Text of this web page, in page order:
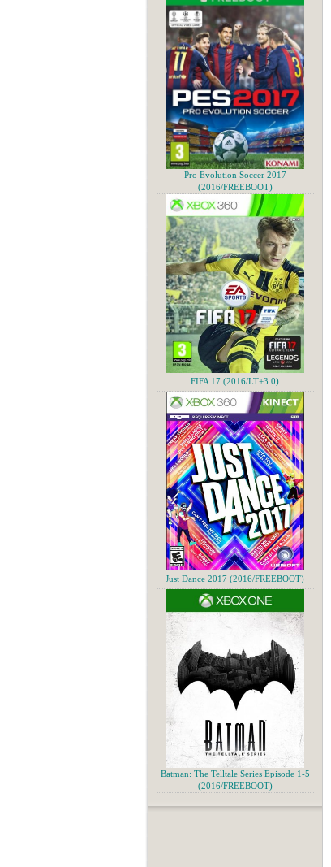
Pro Evolution Soccer 2017
(2016/FREEBOOT)
FIFA 17 (2016/LT+3.0)
Just Dance 2017 (2016/FREEBOOT)
Batman: The Telltale Series Episode 1-5
(2016/FREEBOOT)